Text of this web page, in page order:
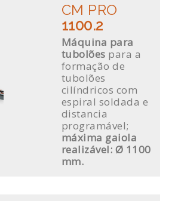
CM PRO
1100.2
Máquina para
tubolões para a
formação de
tubolões
cilíndricos com
espiral soldada e
distancia
programável;
máxima gaiola
realizável: Ø 1100
mm.